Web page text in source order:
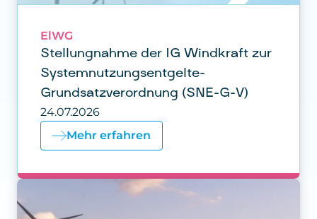
ElWG
Stellungnahme der IG Windkraft zur
Systemnutzungsentgelte-
Grundsatzverordnung (SNE-G-V)
24.07.2026
Mehr erfahren